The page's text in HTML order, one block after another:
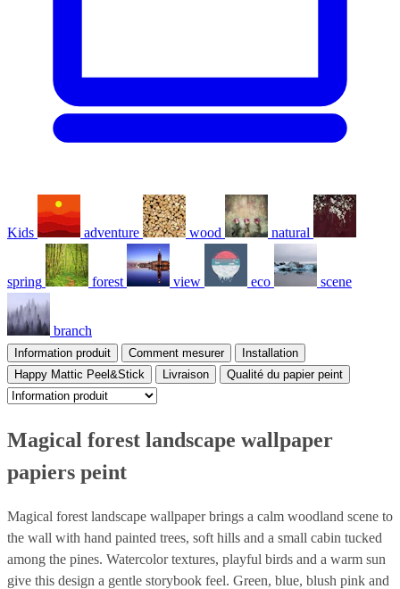
Kids adventure wood natural
spring forest view eco scene
branch
Information produit Comment mesurer
Installation
Happy Mattic Peel&Stick
Livraison Qualité du papier peint
Magical forest landscape wallpaper
papiers peint
Magical forest landscape wallpaper brings a calm woodland scene to
the wall with hand painted trees, soft hills and a small cabin tucked
among the pines. Watercolor textures, playful birds and a warm sun
give this design a gentle storybook feel. Green, blue, blush pink and